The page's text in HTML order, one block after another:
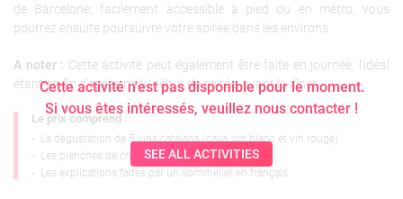
Cette activité n'est pas disponible pour le moment.
Si vous êtes intéressés, veuillez nous contacter !
SEE ALL ACTIVITIES
Le prix comprend :
-
La dégustation de 5 vins catalans (cava, vin blanc et vin rouge)
-
Les planches de charcuterie et fromages
-
Les explications faites par un sommelier en français
de Barcelone; facilement accessible à pied ou en métro, vous
pourrez ensuite poursuivre votre soirée dans les environs.
A noter : Cette activité peut également être faite en journée, l’idéal
étant en fin d’après-midi/début de soirée, avant le dîner.